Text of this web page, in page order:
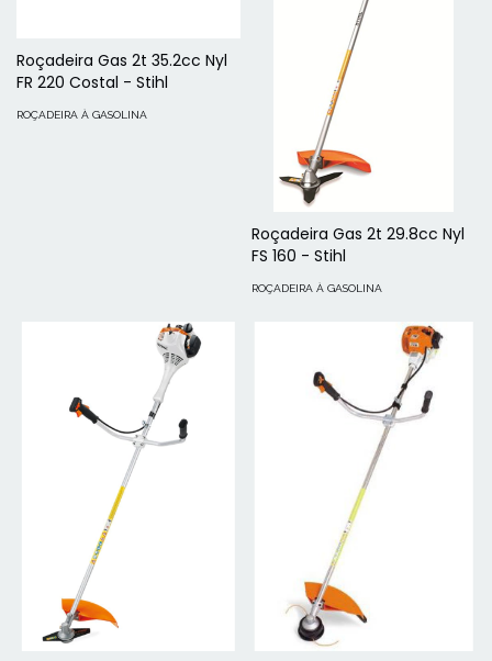
Roçadeira Gas 2t 35.2cc Nyl
FR 220 Costal - Stihl
ROÇADEIRA À GASOLINA
Roçadeira Gas 2t 29.8cc Nyl
FS 160 - Stihl
ROÇADEIRA À GASOLINA